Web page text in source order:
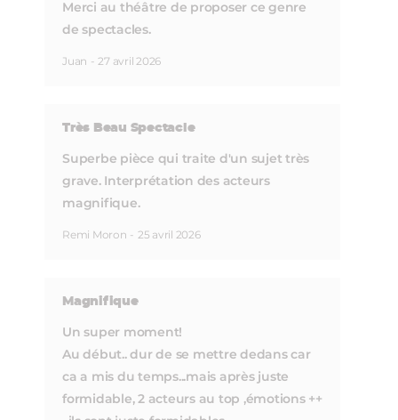
Merci au théâtre de proposer ce genre
de spectacles.
Juan - 27 avril 2026
Très Beau Spectacle
Superbe pièce qui traite d'un sujet très
grave. Interprétation des acteurs
magnifique.
Remi Moron - 25 avril 2026
Magnifique
Un super moment!
Au début.. dur de se mettre dedans car
ca a mis du temps...mais après juste
formidable, 2 acteurs au top ,émotions ++